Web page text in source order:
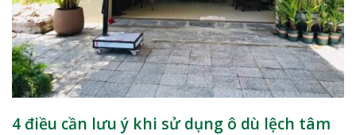
4 điều cần lưu ý khi sử dụng ô dù lệch tâm